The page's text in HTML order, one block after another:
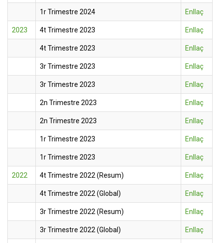
1r Trimestre 2024 Enllaç
2023 4t Trimestre 2023 Enllaç
4t Trimestre 2023 Enllaç
3r Trimestre 2023 Enllaç
3r Trimestre 2023 Enllaç
2n Trimestre 2023 Enllaç
2n Trimestre 2023 Enllaç
1r Trimestre 2023 Enllaç
1r Trimestre 2023 Enllaç
2022 4t Trimestre 2022 (Resum) Enllaç
4t Trimestre 2022 (Global) Enllaç
3r Trimestre 2022 (Resum) Enllaç
3r Trimestre 2022 (Global) Enllaç